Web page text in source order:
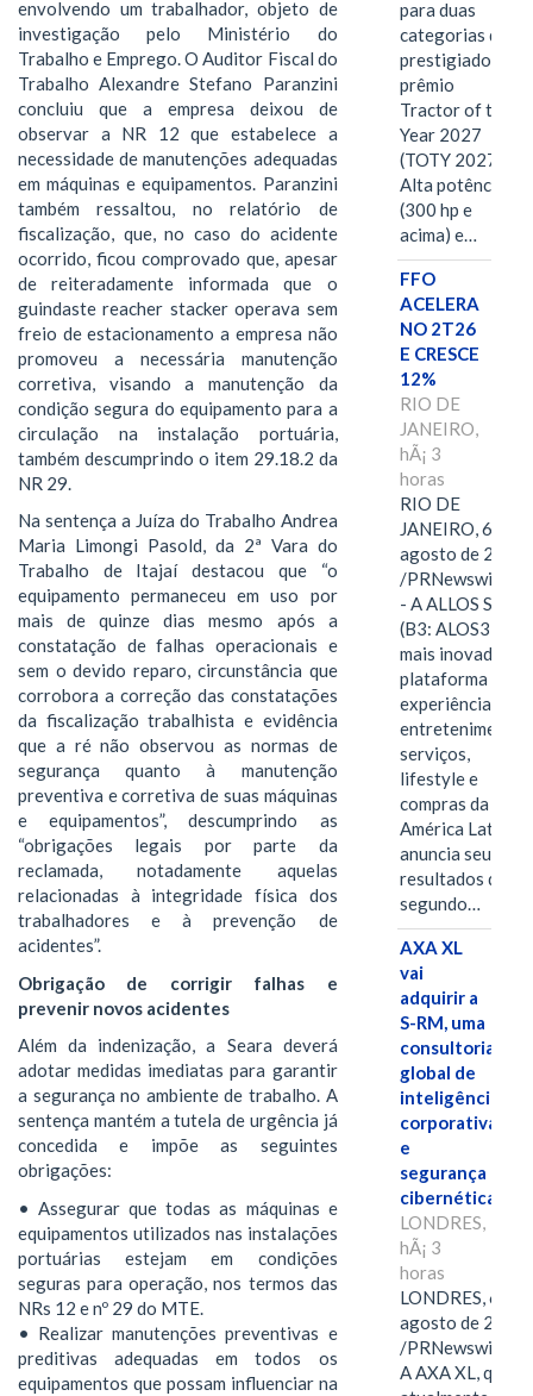
envolvendo um trabalhador, objeto de
investigação pelo Ministério do
Trabalho e Emprego. O Auditor Fiscal do
Trabalho Alexandre Stefano Paranzini
concluiu que a empresa deixou de
observar a NR 12 que estabelece a
necessidade de manutenções adequadas
em máquinas e equipamentos. Paranzini
também ressaltou, no relatório de
fiscalização, que, no caso do acidente
ocorrido, ficou comprovado que, apesar
de reiteradamente informada que o
guindaste reacher stacker operava sem
freio de estacionamento a empresa não
promoveu a necessária manutenção
corretiva, visando a manutenção da
condição segura do equipamento para a
circulação na instalação portuária,
também descumprindo o item 29.18.2 da
NR 29.
Na sentença a Juíza do Trabalho Andrea
Maria Limongi Pasold, da 2ª Vara do
Trabalho de Itajaí destacou que “o
equipamento permaneceu em uso por
mais de quinze dias mesmo após a
constatação de falhas operacionais e
sem o devido reparo, circunstância que
corrobora a correção das constatações
da fiscalização trabalhista e evidência
que a ré não observou as normas de
segurança quanto à manutenção
preventiva e corretiva de suas máquinas
e equipamentos”, descumprindo as
“obrigações legais por parte da
reclamada, notadamente aquelas
relacionadas à integridade física dos
trabalhadores e à prevenção de
acidentes”.
Obrigação de corrigir falhas e
prevenir novos acidentes
Além da indenização, a Seara deverá
adotar medidas imediatas para garantir
a segurança no ambiente de trabalho. A
sentença mantém a tutela de urgência já
concedida e impõe as seguintes
obrigações:
• Assegurar que todas as máquinas e
equipamentos utilizados nas instalações
portuárias estejam em condições
seguras para operação, nos termos das
NRs 12 e nº 29 do MTE.
• Realizar manutenções preventivas e
preditivas adequadas em todos os
equipamentos que possam influenciar na
para duas
categorias do
prestigiado
prêmio
Tractor of the
Year 2027
(TOTY 2027:
Alta potência
(300 hp e
acima) e…
FFO
ACELERA
NO 2T26
E CRESCE
12%
RIO DE
JANEIRO,
hÃ¡ 3
horas
RIO DE
JANEIRO, 6 de
agosto de 2026
/PRNewswire/ -
- A ALLOS S.A.
(B3: ALOS3), a
mais inovadora
plataforma de
experiências,
entretenimento,
serviços,
lifestyle e
compras da
América Latina
anuncia seus
resultados do
segundo…
AXA XL
vai
adquirir a
S-RM, uma
consultoria
global de
inteligência
corporativa
e
segurança
cibernética
LONDRES,
hÃ¡ 3
horas
LONDRES, 6 de
agosto de 2026
/PRNewswire/ --
A AXA XL, que